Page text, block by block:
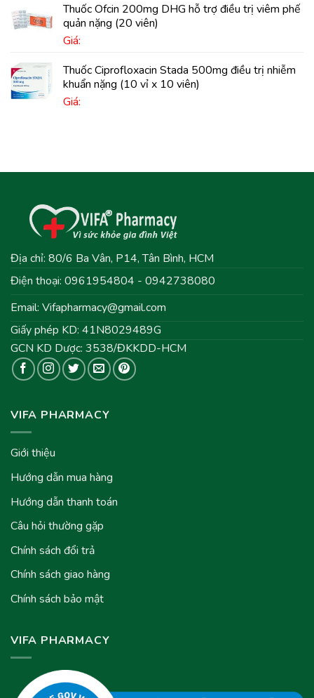
Thuốc Ofcin 200mg DHG hỗ trợ điều trị viêm phế
quản nặng (20 viên)
Giá:
Thuốc Ciprofloxacin Stada 500mg điều trị nhiễm
khuẩn nặng (10 vỉ x 10 viên)
Giá:
Địa chỉ: 80/6 Ba Vân, P14, Tân Bình, HCM
Điện thoại: 0961954804 - 0942738080
Email: Vifapharmacy@gmail.com
Giấy phép KD: 41N8029489G
GCN KD Dược: 3538/ĐKKDD-HCM
VIFA PHARMACY
Giới thiệu
Hướng dẫn mua hàng
Hướng dẫn thanh toán
Câu hỏi thường gặp
Chính sách đổi trả
Chính sách giao hàng
Chính sách bảo mật
VIFA PHARMACY